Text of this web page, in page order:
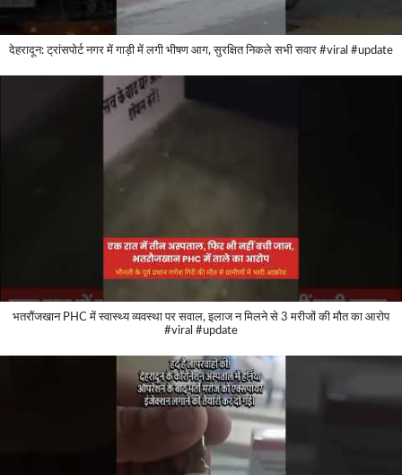
देहरादून: ट्रांसपोर्ट नगर में गाड़ी में लगी भीषण आग, सुरक्षित निकले सभी सवार #viral #update
भतरौंजखान PHC में स्वास्थ्य व्यवस्था पर सवाल, इलाज न मिलने से 3 मरीजों की मौत का आरोप
#viral #update